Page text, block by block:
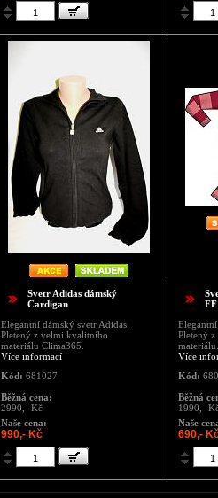
Svetr Adidas dámský
Cardigan
Elegantní dámský svetr Adidas.
Pletený z velmi kvalitního
materiálu Clima365.
Více informací
Kód: 681027
Běžná cena:
2990,- Kč
Naše cena:
990,- Kč
Pletený
materiálu.
Více
Kód:
Běžná
1990,-
Naše
690,-